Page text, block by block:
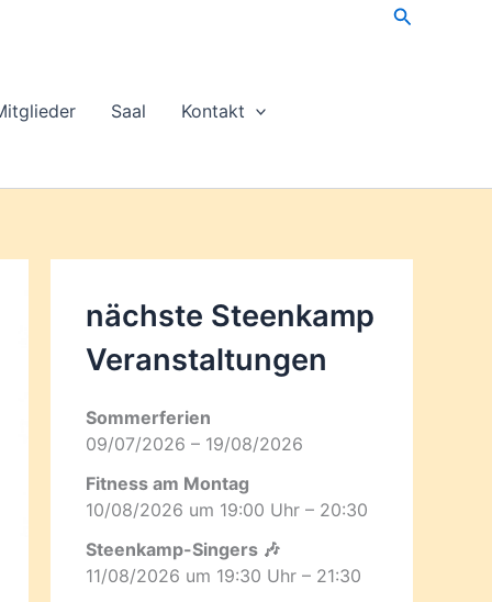
Suchen
Saal Kontakt
nächste Steenkamp
Veran­staltungen
Sommerferien
09/07/2026 – 19/08/2026
Fitness am Montag
10/08/2026 um 19:00 Uhr – 20:30
Steenkamp-Singers 🎶
11/08/2026 um 19:30 Uhr – 21:30